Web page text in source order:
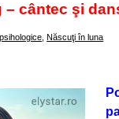
– cântec şi
,Născuţi în luna